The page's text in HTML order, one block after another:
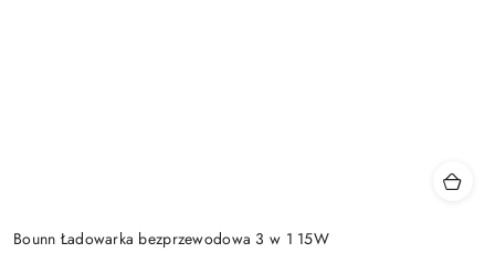
Bounn Ładowarka bezprzewodowa 3 w 1 15W